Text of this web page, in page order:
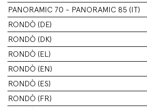
PANORAMIC 70 - PANORAMIC 85 (IT)
RONDÒ (DE)
RONDÒ (DK)
RONDÒ (EL)
RONDÒ (EN)
RONDÒ (ES)
RONDÒ (FR)